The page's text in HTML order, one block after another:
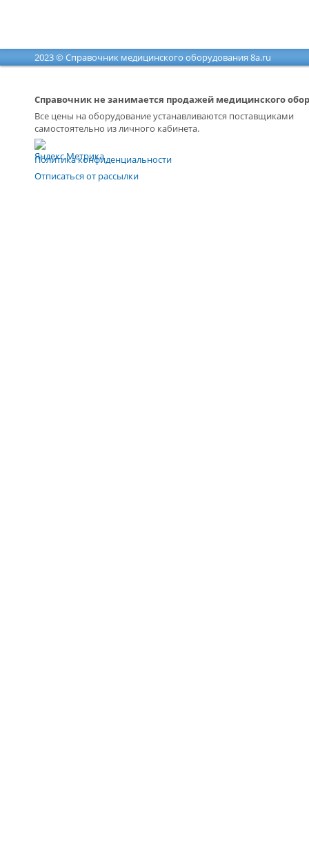
2023 © Справочник медицинского оборудования 8a.ru
Справочник не занимается продажей медицинского
Все цены на оборудование устанавливаются поставщиками
самостоятельно из личного кабинета.
Политика конфиденциальности
Отписаться от рассылки